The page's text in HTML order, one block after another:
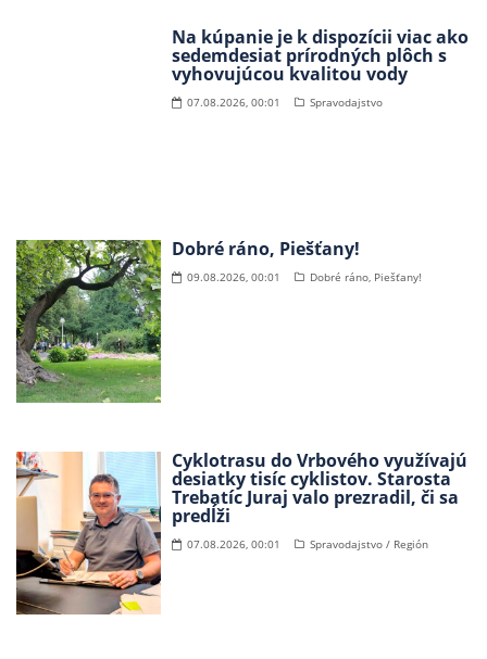
Na kúpanie je k dispozícii viac ako
sedemdesiat prírodných plôch s
vyhovujúcou kvalitou vody
07.08.2026, 00:01 Spravodajstvo
Dobré ráno, Piešťany!
09.08.2026, 00:01 Dobré ráno, Piešťany!
Cyklotrasu do Vrbového využívajú
desiatky tisíc cyklistov. Starosta
Trebatíc Juraj valo prezradil, či sa
predĺži
07.08.2026, 00:01 Spravodajstvo / Región